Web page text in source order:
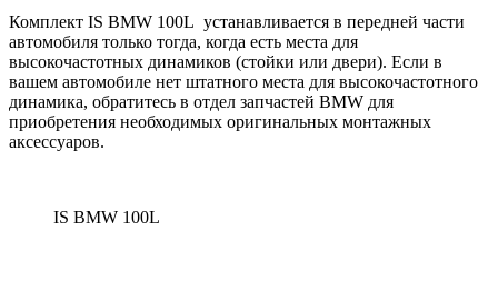
Комплект IS BMW 100L устанавливается в передней части
автомобиля только тогда, когда есть места для
высокочастотных динамиков (стойки или двери). Если в
вашем автомобиле нет штатного места для высокочастотного
динамика, обратитесь в отдел запчастей BMW для
приобретения необходимых оригинальных монтажных
аксессуаров.
IS BMW 100L